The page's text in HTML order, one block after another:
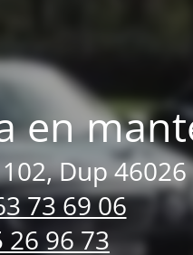
en
Dup 46026
73 69 06
26 96 73